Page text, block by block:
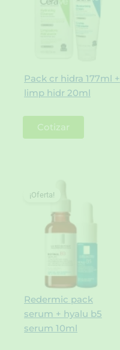
Pack cr hidra 177ml +
limp hidr 20ml
Cotizar
Redermic pack
serum + hyalu b5
serum 10ml
¡Oferta!